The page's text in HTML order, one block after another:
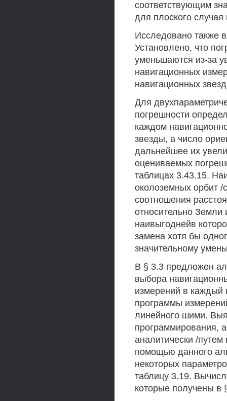
соответствующим
для плоского
Исследовано также
Установлено, что
уменьшаются из-за
навигационных
навигационных
Для
погрешности
каждом
звезды, а число
дальнейшее их
оцениваемых
таблицах 3.43.15.
околоземных орбит
соотношения
относительно Земли
наивыгоднейв
замена хотя бы
значительному
В § 3.3 предложен
выбора
измерений в каждый
программы
линейного шими.
программирования,
аналитически /
помощью данного
некоторых
таблицу 3.19.
которые получены в